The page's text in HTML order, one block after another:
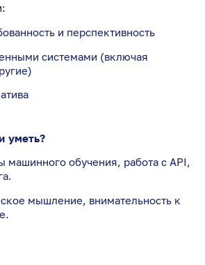
и перспективность
системами (включая
уметь?
машинного обучения, работа с API,
мышление, внимательность к